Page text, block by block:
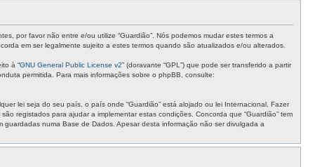
por favor não entre e/ou utilize “Guardião”. Nós podemos mudar estes termos a
em ser legalmente sujeito a estes termos quando são atualizados e/ou alterados.
à “GNU General Public License v2” (doravante “GPL”) que pode ser transferido a partir
permitida. Para mais informações sobre o phpBB, consulte:
lei seja do seu país, o país onde “Guardião” está alojado ou lei Internacional. Fazer
registados para ajudar a implementar estas condições. Concorda que “Guardião” tem
numa Base de Dados. Apesar desta informação não ser divulgada a